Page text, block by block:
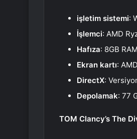
işletim sistemi:
İşlemci: AMD
Hafıza: 8GB RAM
Ekran kartı:
DirectX:
Depolamak: 77
TOM Clancy’s The